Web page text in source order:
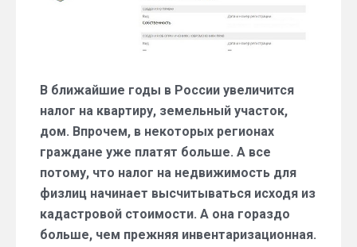
В ближайшие годы в России увеличится
налог на квартиру, земельный участок,
дом. Впрочем, в некоторых регионах
граждане уже платят больше. А все
потому, что налог на недвижимость для
физлиц начинает высчитываться исходя из
кадастровой стоимости. А она гораздо
больше, чем прежняя инвентаризационная.